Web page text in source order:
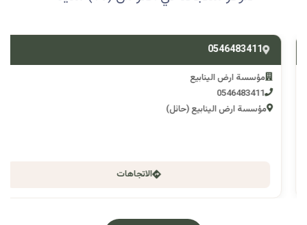
0546483411
مؤسسة ارض الينابيع
0546483411
مؤسسة ارض الينابيع (حائل)
الاتجاهات